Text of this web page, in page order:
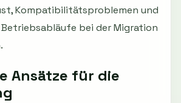
Kompatibilitätsproblemen und
bei der Migration
Ansätze für die